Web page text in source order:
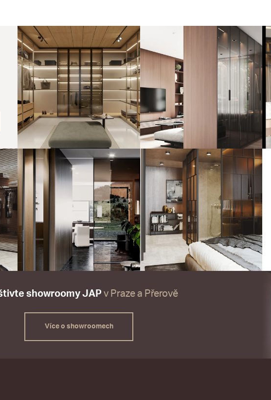
showroomy JAP v Praze a Přerově
Více o showroomech